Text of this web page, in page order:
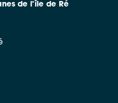
de l'île de Ré